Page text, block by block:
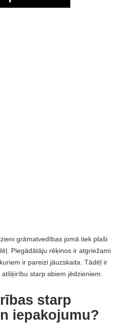
Play
grāmatvedības jomā tiek plaši
Piegādātāju rēķinos ir atgriežami
ir pareizi jāuzskaita. Tādēļ ir
starp abiem jēdzieniem.
starp
iepakojumu?